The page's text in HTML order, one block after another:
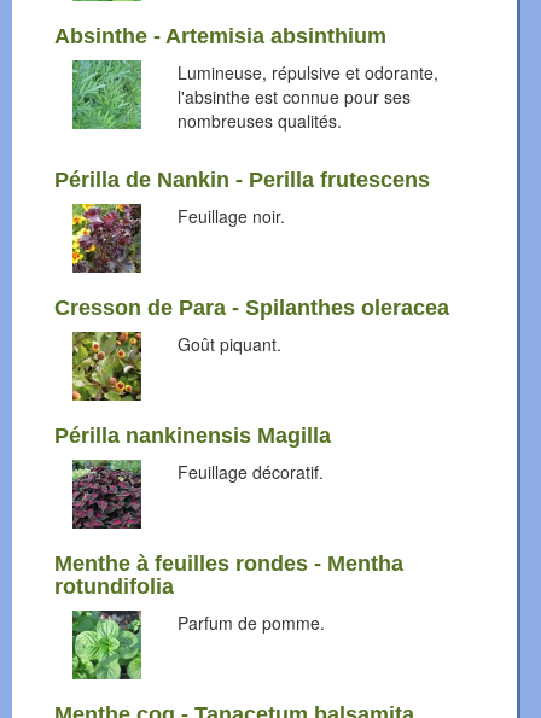
Absinthe - Artemisia absinthium
Lumineuse, répulsive et odorante,
l'absinthe est connue pour ses
nombreuses qualités.
Périlla de Nankin - Perilla frutescens
Feuillage noir.
Cresson de Para - Spilanthes oleracea
Goût piquant.
Périlla nankinensis Magilla
Feuillage décoratif.
Menthe à feuilles rondes - Mentha
rotundifolia
Parfum de pomme.